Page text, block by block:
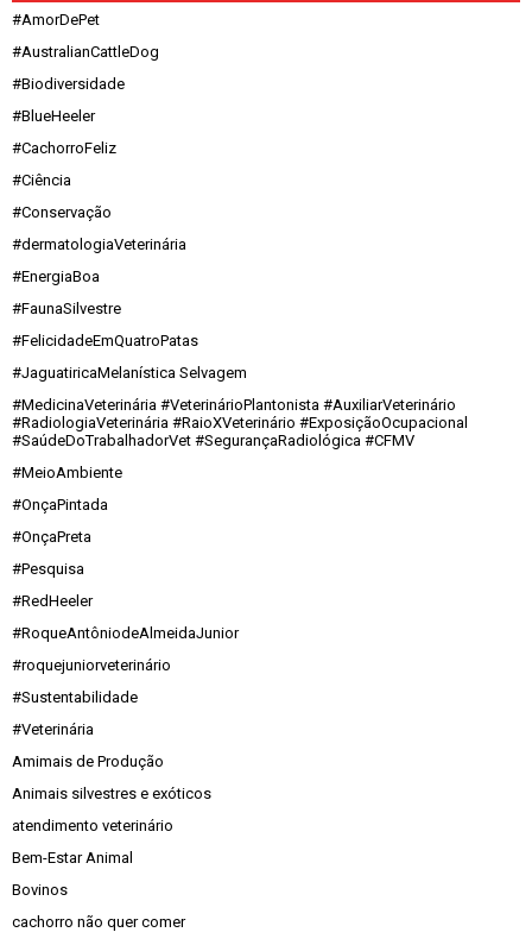
#AmorDePet
#AustralianCattleDog
#Biodiversidade
#BlueHeeler
#CachorroFeliz
#Ciência
#Conservação
#dermatologiaVeterinária
#EnergiaBoa
#FaunaSilvestre
#FelicidadeEmQuatroPatas
#JaguatiricaMelanística Selvagem
#MedicinaVeterinária #VeterinárioPlantonista #AuxiliarVeterinário
#RadiologiaVeterinária #RaioXVeterinário #ExposiçãoOcupacional
#SaúdeDoTrabalhadorVet #SegurançaRadiológica #CFMV
#MeioAmbiente
#OnçaPintada
#OnçaPreta
#Pesquisa
#RedHeeler
#RoqueAntôniodeAlmeidaJunior
#roquejuniorveterinário
#Sustentabilidade
#Veterinária
Amimais de Produção
Animais silvestres e exóticos
atendimento veterinário
Bem-Estar Animal
Bovinos
cachorro não quer comer